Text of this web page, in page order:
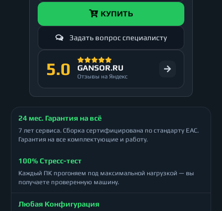
КУПИТЬ
Задать вопрос специалисту
5.0 GANSOR.RU
Отзывы на Яндекс
24 мес. Гарантия на всё
7 лет сервиса. Сборка сертифицирована по стандарту ЕАС.
Гарантия на все комплектующие и работу.
100% Стресс-тест
Каждый ПК прогоняем под максимальной нагрузкой — вы
получаете проверенную машину.
Любая Конфигурация